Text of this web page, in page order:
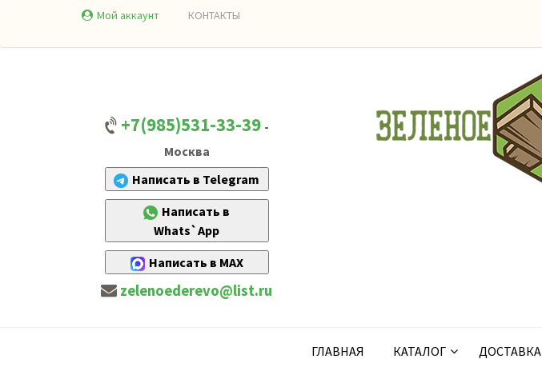
Мой аккаунт КОНТАКТЫ
+7(985)531-33-39 -
Москва
Написать в Telegram
Написать в
Whats`App
Написать в MAX
zelenoederevo@list.ru
ГЛАВНАЯ КАТАЛОГ ДОСТАВКА